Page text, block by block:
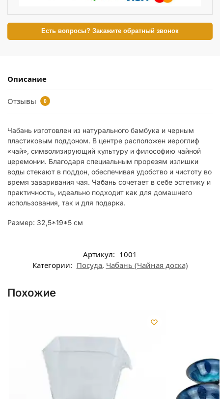
Есть вопросы? Закажите обратный звонок
Описание
Отзывы 0
Чабань изготовлен из натурального бамбука и черным
пластиковым поддоном. В центре расположен иероглиф
«чай», символизирующий культуру и философию чайной
церемонии. Благодаря специальным прорезям излишки
воды стекают в поддон, обеспечивая удобство и чистоту во
время заваривания чая. Чабань сочетает в себе эстетику и
практичность, идеально подходит как для домашнего
использования, так и для подарка.
Размер: 32,5*19*5 см
Артикул: 1001
Категории: Посуда, Чабань (Чайная доска)
Похожие